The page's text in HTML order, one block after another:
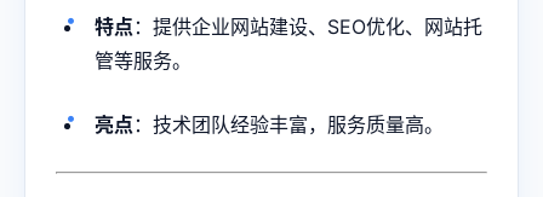
特点 ：提供企业网站建设、SEO优化、网站托
管等服务。
亮点 ：技术团队经验丰富，服务质量高。